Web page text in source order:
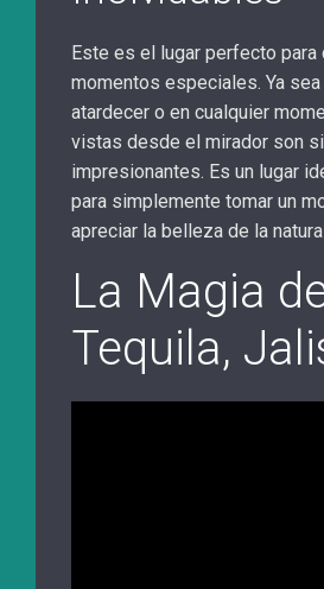
Este es el lugar perfecto para
momentos especiales. Ya sea
atardecer o en cualquier
vistas desde el mirador son
impresionantes. Es un lugar
para simplemente tomar un
apreciar la belleza de la
La Magia
Tequila,